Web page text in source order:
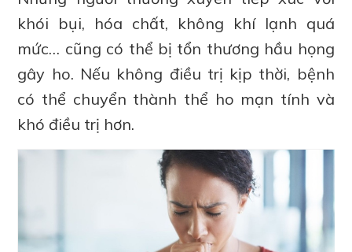
khói bụi, hóa chất, không khí lạnh quá
mức… cũng có thể bị tổn thương hầu họng
gây ho. Nếu không điều trị kịp thời, bệnh
có thể chuyển thành thể ho mạn tính và
khó điều trị hơn.